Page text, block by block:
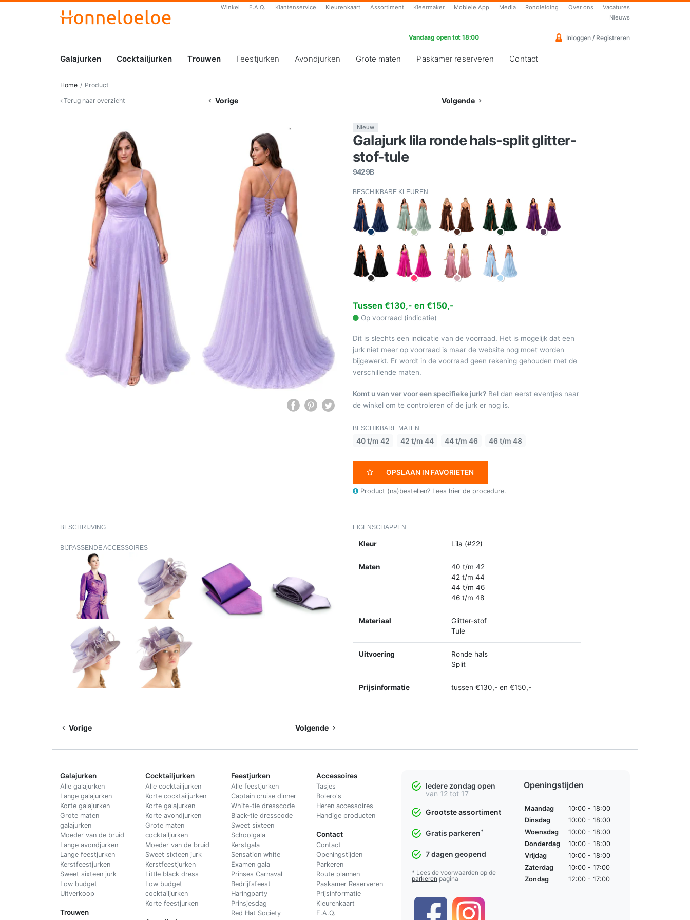
Winkel F.A.Q. Klantenservice Kleurenkaart Assortiment Kleermaker Mobiele App Media Rondleiding Over ons
Vacatures
Nieuws
Vandaag open tot 18:00 Inloggen / Registreren
Galajurken Cocktailjurken Trouwen Feestjurken Avondjurken Grote maten Paskamer reserveren Contact
Home
Product
Terug naar overzicht
Vorige Volgende
Nieuw
Galajurk lila ronde hals-split glitter-
stof-tule
9429B
BESCHIKBARE KLEUREN
Tussen €130,- en €150,-
Op voorraad (indicatie)
Dit is slechts een indicatie van de voorraad. Het is mogelijk dat een
jurk niet meer op voorraad is maar de website nog moet worden
bijgewerkt. Er wordt in de voorraad geen rekening gehouden met de
verschillende maten.
Komt u van ver voor een specifieke jurk? Bel dan eerst eventjes naar
de winkel om te controleren of de jurk er nog is.
BESCHIKBARE MATEN
40 t/m 42 42 t/m 44 44 t/m 46 46 t/m 48
OPSLAAN IN FAVORIETEN
Product (na)bestellen? Lees hier de procedure.
BESCHRIJVING
BIJPASSENDE ACCESSOIRES
EIGENSCHAPPEN
Kleur Lila (#22)
Maten
40 t/m 42
42 t/m 44
44 t/m 46
46 t/m 48
Materiaal
Glitter-stof
Tule
Uitvoering
Ronde hals
Split
Prijsinformatie tussen €130,- en €150,-
Vorige Volgende
Galajurken
Alle galajurken
Lange galajurken
Korte galajurken
Grote maten
galajurken
Moeder van de bruid
Lange avondjurken
Lange feestjurken
Kerstfeestjurken
Sweet sixteen jurk
Low budget
Uitverkoop
Trouwen
Cocktailjurken
Alle cocktailjurken
Korte cocktailjurken
Korte galajurken
Korte avondjurken
Grote maten
cocktailjurken
Moeder van de bruid
Sweet sixteen jurk
Kerstfeestjurken
Little black dress
Low budget
cocktailjurken
Korte feestjurken
Feestjurken
Alle feestjurken
Captain cruise dinner
White-tie dresscode
Black-tie dresscode
Sweet sixteen
Schoolgala
Kerstgala
Sensation white
Examen gala
Prinses Carnaval
Bedrijfsfeest
Haringparty
Prinsjesdag
Red Hat Society
Accessoires
Tasjes
Bolero's
Heren accessoires
Handige producten
Contact
Contact
Openingstijden
Parkeren
Route plannen
Paskamer Reserveren
Prijsinformatie
Kleurenkaart
F.A.Q.
Iedere zondag open
van 12 tot 17
Grootste assortiment
Gratis parkeren*
7 dagen geopend
* Lees de voorwaarden op de
parkeren pagina
Openingstijden
Maandag
10:00 - 18:00
Dinsdag
10:00 - 18:00
Woensdag
10:00 - 18:00
Donderdag
10:00 - 18:00
Vrijdag
10:00 - 18:00
Zaterdag
10:00 - 17:00
Zondag
12:00 - 17:00